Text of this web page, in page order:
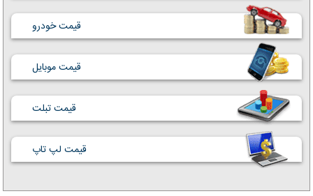
قیمت خودرو
قیمت موبایل
قیمت تبلت
قیمت لپ تاپ